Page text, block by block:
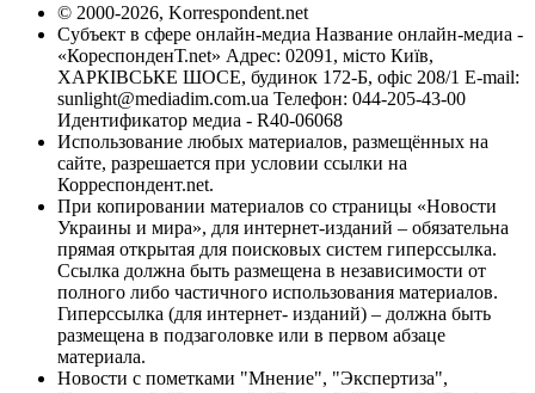
© 2000-2026, Korrespondent.net
Субъект в сфере онлайн-медиа Название онлайн-медиа -
«КореспонденТ.net» Адрес: 02091, місто Київ,
ХАРКІВСЬКЕ ШОСЕ, будинок 172-Б, офіс 208/1 E-mail:
sunlight@mediadim.com.ua Телефон: 044-205-43-00
Идентификатор медиа - R40-06068
Использование любых материалов, размещённых на
сайте, разрешается при условии ссылки на
Корреспондент.net.
При копировании материалов со страницы «Новости
Украины и мира», для интернет-изданий – обязательна
прямая открытая для поисковых систем гиперссылка.
Ссылка должна быть размещена в независимости от
полного либо частичного использования материалов.
Гиперссылка (для интернет- изданий) – должна быть
размещена в подзаголовке или в первом абзаце
материала.
Новости с пометками "Мнение", "Экспертиза",